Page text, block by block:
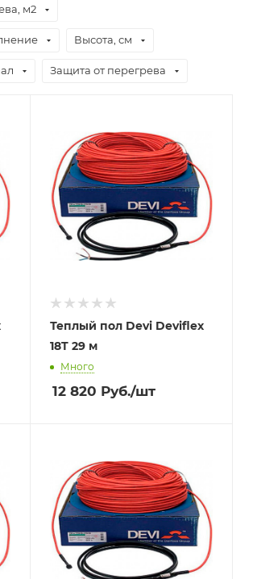
м2
Высота, см
Защита от перегрева
Теплый пол Devi Deviflex
18T 29 м
Много
12 820 Руб./шт